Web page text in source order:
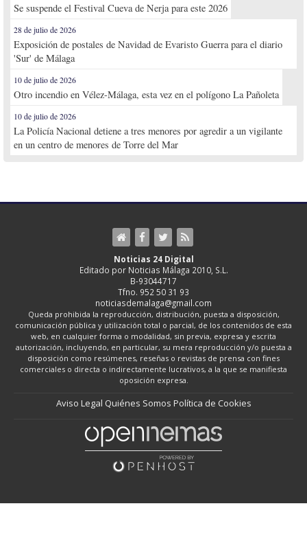
Se suspende el Festival Cueva de Nerja para este 2026
28 de julio de 2026
Exposición de postales de Navidad de Evaristo Guerra para el diario
'Sur' de Málaga
10 de julio de 2026
Otro incendio en Vélez-Málaga, esta vez en el polígono La Pañoleta
10 de julio de 2026
La Policía Nacional detiene a tres menores por agredir a un vigilante
en un centro de menores de Torre del Mar
Noticias 24 Digital
Editado por Noticias Málaga 2010, S.L.
B-93044717
Tfno. 952 50 31 93
noticiasdemalaga@gmail.com
Queda prohibida la reproducción, distribución, puesta a disposición,
comunicación pública y utilización total o parcial, de los contenidos de esta
web, en cualquier forma o modalidad, sin previa, expresa y escrita
autorización, incluyendo, en particular, su mera reproducción y/o puesta a
disposición como resúmenes, reseñas o revistas de prensa con fines
comerciales o directa o indirectamente lucrativos, a la que se manifiesta
oposición expresa.
Aviso Legal Quiénes Somos Política de Cookies